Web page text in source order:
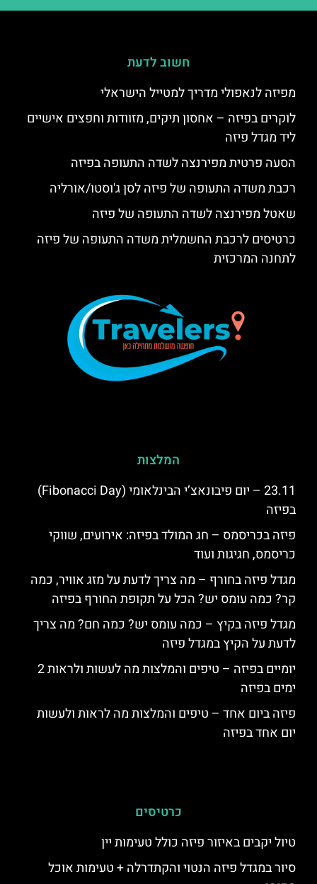
חשוב לדעת
מפיזה לנאפולי מדריך למטייל הישראלי
לוקרים בפיזה – אחסון תיקים, מזוודות וחפצים אישיים
ליד מגדל פיזה
הסעה פרטית מפירנצה לשדה התעופה בפיזה
רכבת משדה התעופה של פיזה לסן ג'וסטו/אורליה
שאטל מפירנצה לשדה התעופה של פיזה
כרטיסים לרכבת החשמלית משדה התעופה של פיזה
לתחנה המרכזית
המלצות
23.11 – יום פיבונאצ’י הבינלאומי (Fibonacci Day)
בפיזה
פיזה בכריסמס – חג המולד בפיזה: אירועים, שווקי
כריסמס, חגיגות ועוד
מגדל פיזה בחורף – מה צריך לדעת על מזג אוויר, כמה
קר? כמה עומס יש? הכל על תקופת החורף בפיזה
מגדל פיזה בקיץ – כמה עומס יש? כמה חם? מה צריך
לדעת על הקיץ במגדל פיזה
יומיים בפיזה – טיפים והמלצות מה לעשות ולראות 2
ימים בפיזה
פיזה ביום אחד – טיפים והמלצות מה לראות ולעשות
יום אחד בפיזה
כרטיסים
טיול יקבים באיזור פיזה כולל טעימות יין
סיור במגדל פיזה הנטוי והקתדרלה + טעימות אוכל